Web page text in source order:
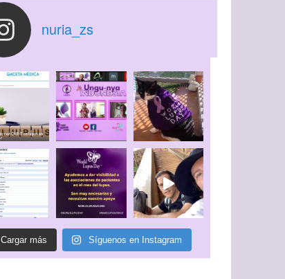
nuria_zs
Cargar más Síguenos en Instagram